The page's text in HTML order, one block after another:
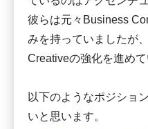
彼らは元々Business
みを持っていましたが
Creativeの強化を進めて
以下のようなポジショ
いと思います。